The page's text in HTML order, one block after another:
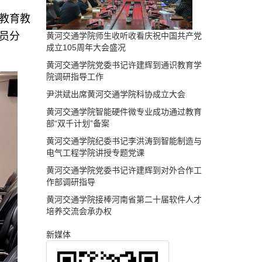
育教
分
黄河交通学院师生收听收看庆祝中国共产党
成立105周年大会盛况
黄河交通学院党委书记许建辉到通识教育学
院调研指导工作
尹洪斌出席黄河交通学院科协成立大会
黄河交通学院智能硬件微专业成功通过教育
部“双千计划”备案
黄河交通学院纪委书记李洪涛到智能制造与
电气工程学院讲授专题党课
黄河交通学院党委书记许建辉到对外合作工
作部调研指导
黄河交通学院接棒河南省第二十届软件人才
培养交流会承办权
新媒体